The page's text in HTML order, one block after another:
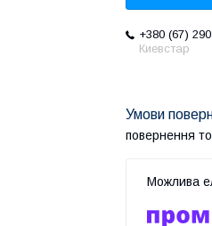
+380 (67)
Киевстар
повернення